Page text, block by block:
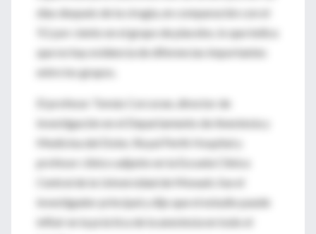
días después de la cirugía, en comparación con el
9,1 por ciento en el grupo de placebo, lo que indica
que no hay evidencia de diferencias importantes
entre los grupos.
El profesor Tomás Corcoran, director de
investigación en el Departamento de Anestesia y
Medicina del Dolor, Royal Perth Hospital y
profesor clínico adjunto en la Escuela Clínica
Central de la Universidad de Monash, fue el
investigador principal y dijo que el estudio puede
influir en la práctica de la anestesia en todo el